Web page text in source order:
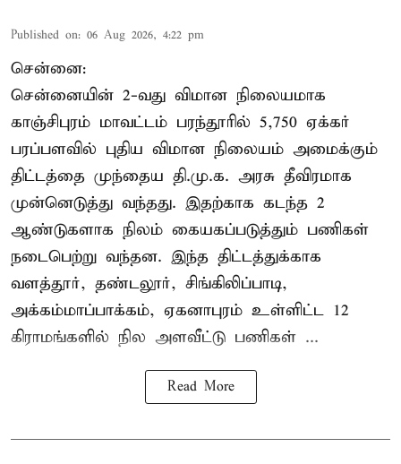
Published on: 06 Aug 2026, 4:22 pm
சென்னை:
சென்னையின் 2-வது விமான நிலையமாக
காஞ்சிபுரம் மாவட்டம் பரந்தூரில் 5,750 ஏக்கர்
பரப்பளவில் புதிய விமான நிலையம் அமைக்கும்
திட்டத்தை முந்தைய தி.மு.க. அரசு தீவிரமாக
முன்னெடுத்து வந்தது. இதற்காக கடந்த 2
ஆண்டுகளாக நிலம் கையகப்படுத்தும் பணிகள்
நடைபெற்று வந்தன. இந்த திட்டத்துக்காக
வளத்தூர், தண்டலூர், சிங்கிலிப்பாடி,
அக்கம்மாப்பாக்கம், ஏகனாபுரம் உள்ளிட்ட 12
கிராமங்களில் நில அளவீட்டு பணிகள் ...
Read More